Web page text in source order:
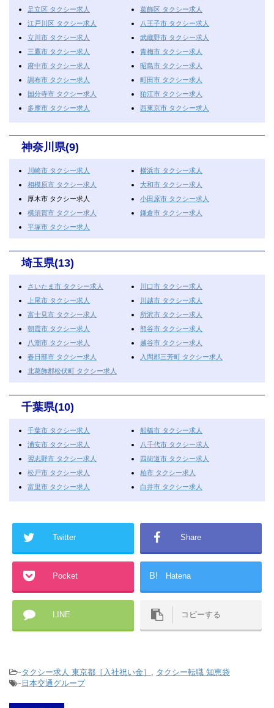
足立区 タクシー求人
葛飾区 タクシー求人
江戸川区 タクシー求人
八王子市 タクシー求人
立川市 タクシー求人
武蔵野市 タクシー求人
三鷹市 タクシー求人
青梅市 タクシー求人
府中市 タクシー求人
昭島市 タクシー求人
調布市 タクシー求人
町田市 タクシー求人
国分寺市 タクシー求人
狛江市 タクシー求人
多摩市 タクシー求人
西東京市 タクシー求人
神奈川県(9)
川崎市 タクシー求人
横浜市 タクシー求人
相模原市 タクシー求人
大和市 タクシー求人
厚木市 タクシー求人
小田原市 タクシー求人
横須賀市 タクシー求人
鎌倉市 タクシー求人
平塚市 タクシー求人
埼玉県(13)
さいたま市 タクシー求人
川口市 タクシー求人
上尾市 タクシー求人
川越市 タクシー求人
富士見市 タクシー求人
所沢市 タクシー求人
朝霞市 タクシー求人
熊谷市 タクシー求人
八潮市 タクシー求人
越谷市 タクシー求人
春日部市 タクシー求人
入間郡三芳町 タクシー求人
北葛飾郡松伏町 タクシー求人
千葉県(10)
千葉市 タクシー求人
船橋市 タクシー求人
浦安市 タクシー求人
八千代市 タクシー求人
習志野市 タクシー求人
四街道市 タクシー求人
松戸市 タクシー求人
柏市 タクシー求人
富里市 タクシー求人
白井市 タクシー求人
Twitter Share
Pocket B! Hatena
LINE コピーする
-タクシー求人 東京都［入社祝い金］ , タクシー転職 知恵袋
-日本交通グループ